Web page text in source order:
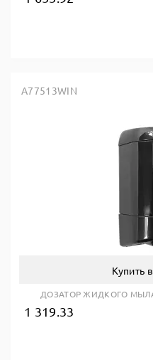
A77513WIN
Купить
ДОЗАТОР ЖИДКОГО
1 319.33